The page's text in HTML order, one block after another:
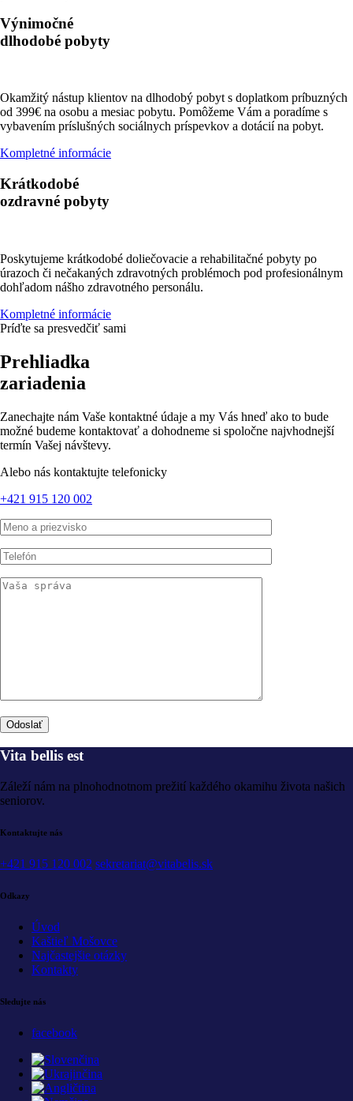
Výnimočné
dlhodobé pobyty
Okamžitý nástup klientov na dlhodobý pobyt s doplatkom príbuzných
od 399€ na osobu a mesiac pobytu. Pomôžeme Vám a poradíme s
vybavením príslušných sociálnych príspevkov a dotácií na pobyt.
Kompletné informácie
Krátkodobé
ozdravné pobyty
Poskytujeme krátkodobé doliečovacie a rehabilitačné pobyty po
úrazoch či nečakaných zdravotných problémoch pod profesionálnym
dohľadom nášho zdravotného personálu.
Kompletné informácie
Príďte sa presvedčiť sami
Prehliadka
zariadenia
Zanechajte nám Vaše kontaktné údaje a my Vás hneď ako to bude
možné budeme kontaktovať a dohodneme si spoločne najvhodnejší
termín Vašej návštevy.
Alebo nás kontaktujte telefonicky
+421 915 120 002
Vita bellis est
Záleží nám na plnohodnotnom prežití každého okamihu života našich
seniorov.
Kontaktujte nás
+421 915 120 002 sekretariat@vitabelis.sk
Odkazy
Úvod
Kaštieľ Mošovce
Najčastejšie otázky
Kontakty
Sledujte nás
facebook